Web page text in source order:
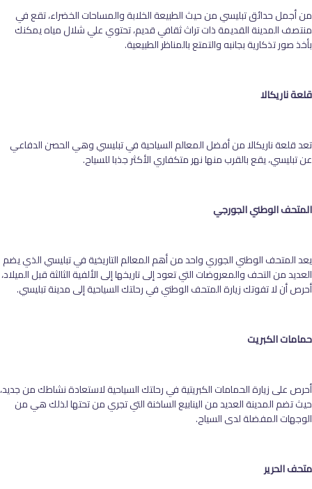
من أجمل حدائق تبليسي من حيث الطبيعة الخلابة والمساحات الخضراء، تقع في
منتصف المدينة القديمة ذات تراث ثقافي قديم، تحتوي علي شلال مياه يمكنك
بأخذ صور تذكارية بجانبه والتمتع بالمناظر الطبيعية.
قلعة ناريكالا
تعد قلعة ناريكالا من أفضل المعالم السياحية في تبليسي وهي الحصن الدفاعي
عن تبليسي، يقع بالقرب منها نهر متكفاري الأكثر جذبا للسياح.
المتحف الوطني الجورجي
يعد المتحف الوطني الجوري واحد من أهم المعالم التاريخية في تبليسي الذي يضم
العديد من التحف والمعروضات التي تعود إلى تاريخها إلى الألفية الثالثة قبل الميلاد،
أحرص أن لا تفوتك زيارة المتحف الوطني في رحلتك السياحية إلى مدينة تبليسي.
حمامات الكبريت
أحرص على زيارة الحمامات الكبريتية في رحلتك السياحية لاستعادة نشاطك من جديد،
حيث تضم المدينة العديد من الينابيع الساخنة التي تجري من تحتها لذلك هي من
الوجهات المفضلة لدى السياح.
متحف الحرير